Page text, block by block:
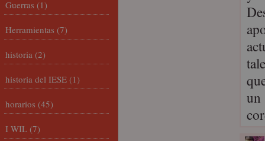
un
Guerras (1)
Herramientas (7)
historia (2)
historia del IESE (1)
horarios (45)
I WIL (7)